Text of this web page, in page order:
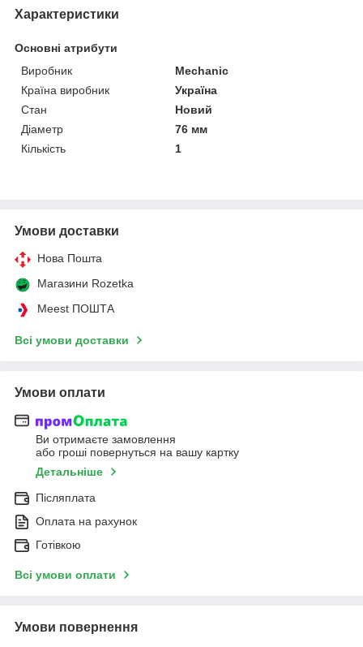
Характеристики
Основні атрибути
Виробник
Mechanic
Країна виробник
Україна
Стан
Новий
Діаметр
76 мм
Кількість
1
Умови доставки
Нова Пошта
Магазини Rozetka
Meest ПОШТА
Всі умови доставки
Умови оплати
Ви отримаєте замовлення
або гроші повернуться на вашу картку
Детальніше
Післяплата
Оплата на рахунок
Готівкою
Всі умови оплати
Умови повернення